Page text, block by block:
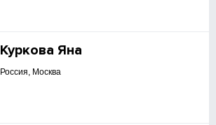
Куркова Яна
Россия, Москва